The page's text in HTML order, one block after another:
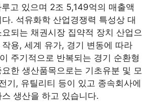
고 있으며 2조 5,149억의 매출액
. 석유화학 산업경쟁력 특성상 대
되는 채권시장 집약적 장치 산업으
용, 세계 유가, 경기 변동에 따라
주기적으로 반복되는 경기 순환형
한 생산품목으로는 기초유분 및 모
기, 유틸리티 등이 있고 종속회사에
생산을 하고 있습니다.